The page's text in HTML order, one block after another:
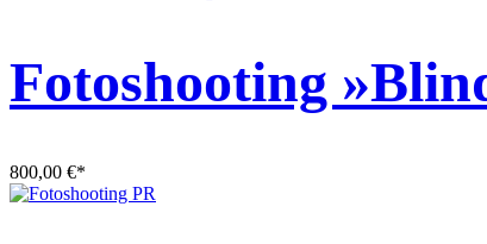
Fotoshooting
800,00 €*